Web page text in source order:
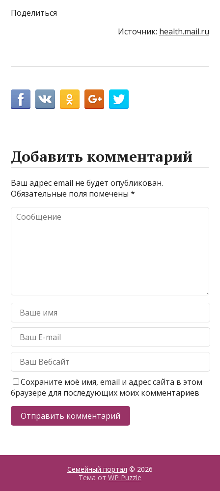
Поделиться
Источник: health.mail.ru
Добавить комментарий
Ваш адрес email не будет опубликован.
Обязательные поля помечены*
Сохраните моё имя, email и адрес сайта в этом
браузере для последующих моих комментариев
Семейный портал © 2026
Тема от WP Puzzle